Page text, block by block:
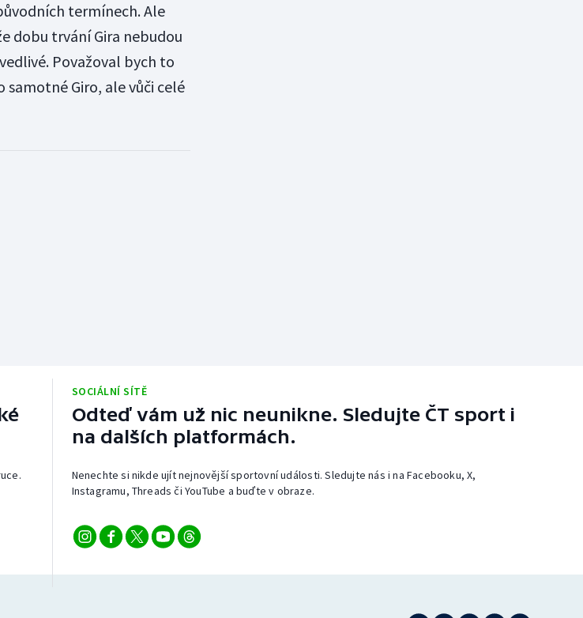
termínech. Ale
dobu trvání Gira nebudou
Považoval bych to
Giro, ale vůči celé
SOCIÁLNÍ SÍTĚ
Odteď vám už nic neunikne. Sledujte ČT sport i
na dalších platformách.
Nenechte si nikde ujít nejnovější sportovní události. Sledujte nás i na Facebooku, X,
Instagramu, Threads či YouTube a buďte v obraze.